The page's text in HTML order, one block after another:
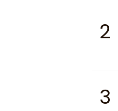
2
3